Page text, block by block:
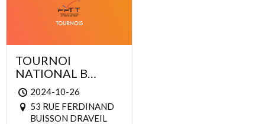
TOURNOI
NATIONAL B
DRAVEIL TENNIS
DE TABLE 2024
2024-10-26
53 RUE FERDINAND
BUISSON DRAVEIL